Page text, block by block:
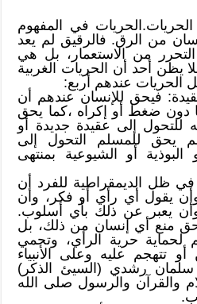
الحريات.الحريات في المفهوم
من الرق. فالرقيق لم يعد
من الاستعمار، بل هي
يظن أحد أن الحريات الغربية
الحريات عندهم أربع:
فيحق للإنسان عندهم أن
دون ضغط أو إكراه ،كما يحق
للتحول إلى عقيدة جديدة أو
يحق للمسلم التحول إلى
البوذية أو الشيوعية بمنتهى
في ظل الديمقراطية للفرد أن
يقول أي رأي أو فكر، وأن
يعبر عن ذلك بأي أسلوب.
حق منع أي إنسان من ذلك، بل
لحماية حرية الرأي، وتحمي
أو تتهجم عليه وعلى الأنبياء
رشدي (السيئ الذكر)
والقرآن والرسول صلى الله